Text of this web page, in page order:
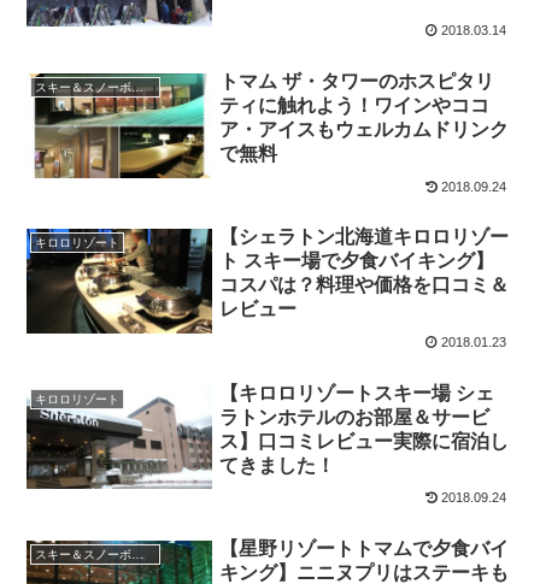
2018.03.14
スキー＆スノーボード
トマム ザ・タワーのホスピタリ
ティに触れよう！ワインやココ
ア・アイスもウェルカムドリンク
で無料
2018.09.24
キロロリゾート
【シェラトン北海道キロロリゾー
ト スキー場で夕食バイキング】
コスパは？料理や価格を口コミ＆
レビュー
2018.01.23
キロロリゾート
【キロロリゾートスキー場 シェ
ラトンホテルのお部屋＆サービ
ス】口コミレビュー実際に宿泊し
てきました！
2018.09.24
スキー＆スノーボード
【星野リゾートトマムで夕食バイ
キング】ニニヌプリはステーキも